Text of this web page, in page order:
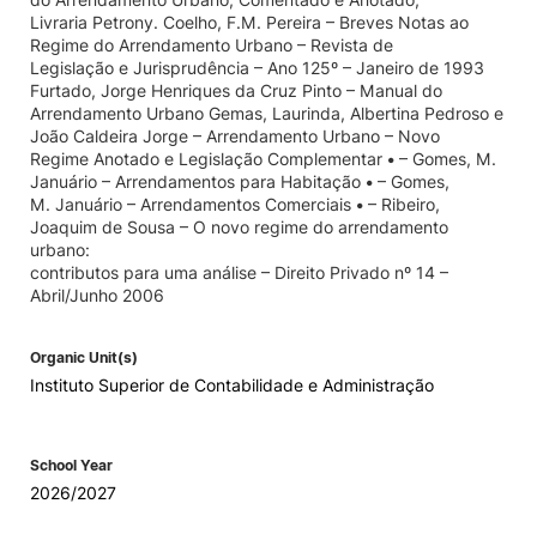
Livraria Petrony. Coelho, F.M. Pereira – Breves Notas ao
Regime do Arrendamento Urbano – Revista de
Legislação e Jurisprudência – Ano 125º – Janeiro de 1993
Furtado, Jorge Henriques da Cruz Pinto – Manual do
Arrendamento Urbano Gemas, Laurinda, Albertina Pedroso e
João Caldeira Jorge – Arrendamento Urbano – Novo
Regime Anotado e Legislação Complementar • – Gomes, M.
Januário – Arrendamentos para Habitação • – Gomes,
M. Januário – Arrendamentos Comerciais • – Ribeiro,
Joaquim de Sousa – O novo regime do arrendamento
urbano:
contributos para uma análise – Direito Privado nº 14 –
Abril/Junho 2006
Organic Unit(s)
Instituto Superior de Contabilidade e Administração
School Year
2026/2027